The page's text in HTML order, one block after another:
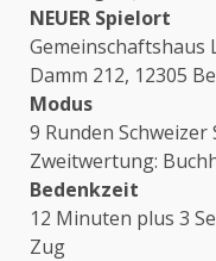
NEUER Spielort
Gemeinschaftshaus
Damm 212, 12305
Modus
9 Runden Schweizer
Zweitwertung:
Bedenkzeit
12 Minuten plus 3
Zug